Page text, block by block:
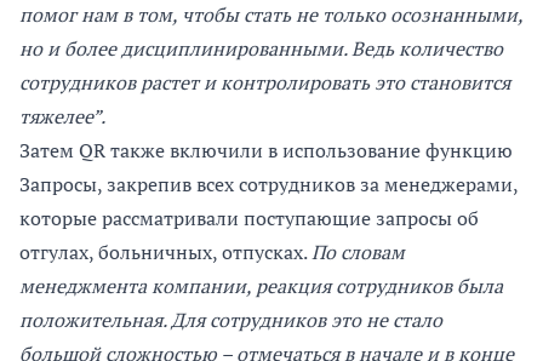
помог нам в том, чтобы стать не только осознанными,
но и более дисциплинированными. Ведь количество
сотрудников растет и контролировать это становится
тяжелее”.
Затем QR также включили в использование функцию
Запросы, закрепив всех сотрудников за менеджерами,
которые рассматривали поступающие запросы об
отгулах, больничных, отпусках.По словам
менеджмента компании, реакция сотрудников была
положительная. Для сотрудников это не стало
большой сложностью – отмечаться в начале и в конце